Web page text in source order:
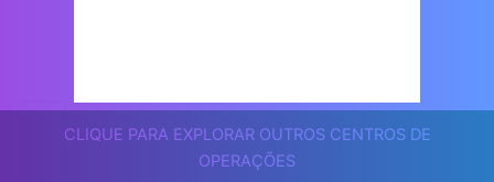
CLIQUE PARA EXPLORAR OUTROS CENTROS DE
OPERAÇÕES